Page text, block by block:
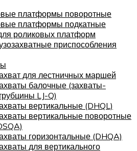
платформы поворотные
платформы подкатные
роликовых платформ
приспособления
для лестничных маршей
балочные (захваты-
LJ-Q)
вертикальные (DHQL)
вертикальные поворотные
горизонтальные (DHQA)
для вертикального